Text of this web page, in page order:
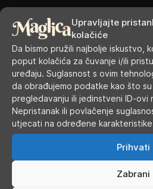
Upravljajte
kolačiće
Da bismo pružili najbolje iskustvo,
poput kolačića za čuvanje i/ili
uređaju. Suglasnost s ovim
da obrađujemo podatke kao što
pregledavanju ili jedinstveni ID-ovi
Nepristanak ili povlačenje
utjecati na određene
Prihvati
Zabrani